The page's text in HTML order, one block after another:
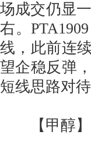
场成交仍显
右。
线，此前连
望企稳反弹
短线思路对待
【甲醇】